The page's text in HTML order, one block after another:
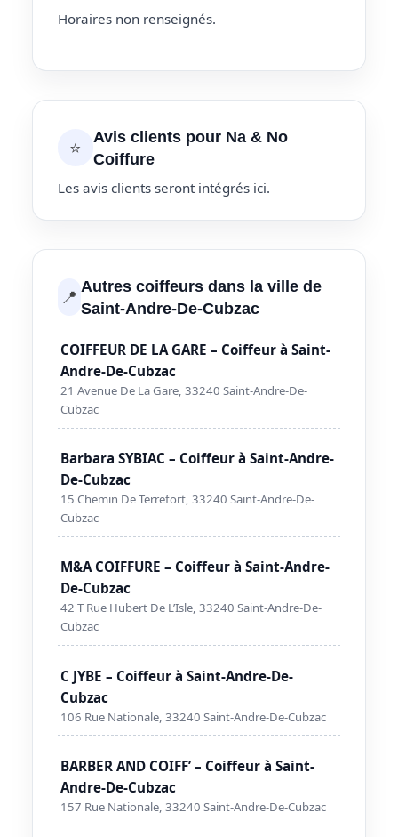
Horaires non renseignés.
⭐
Avis clients pour Na & No
Coiffure
Les avis clients seront intégrés ici.
📍 Autres coiffeurs dans la ville de
Saint-Andre-De-Cubzac
COIFFEUR DE LA GARE – Coiffeur à Saint-
Andre-De-Cubzac
21 Avenue De La Gare, 33240 Saint-Andre-De-
Cubzac
Barbara SYBIAC – Coiffeur à Saint-Andre-
De-Cubzac
15 Chemin De Terrefort, 33240 Saint-Andre-De-
Cubzac
M&A COIFFURE – Coiffeur à Saint-Andre-
De-Cubzac
42 T Rue Hubert De L’Isle, 33240 Saint-Andre-De-
Cubzac
C JYBE – Coiffeur à Saint-Andre-De-
Cubzac
106 Rue Nationale, 33240 Saint-Andre-De-Cubzac
BARBER AND COIFF’ – Coiffeur à Saint-
Andre-De-Cubzac
157 Rue Nationale, 33240 Saint-Andre-De-Cubzac